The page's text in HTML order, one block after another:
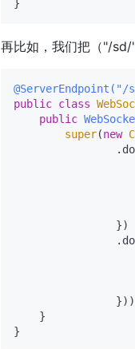
再比如，我们把（"/
public class
public
super(new
                })
    }